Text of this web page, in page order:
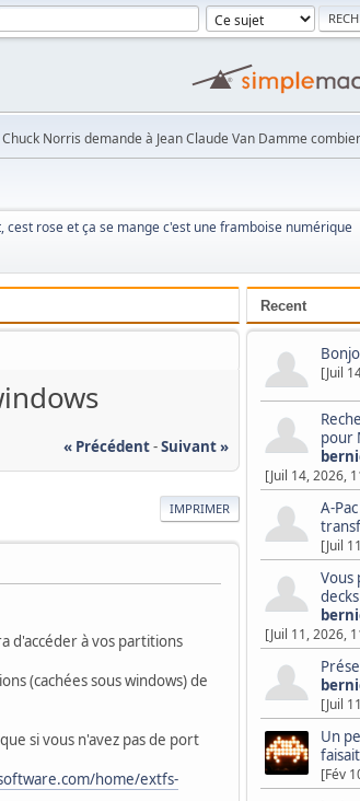
Norris demande à Jean Claude Van Damme
cest rose et ça se mange c'est une framboise numérique
Recent
[Juil
pour
[Juil 14, 2026,
A-
[Juil
Vous
[Juil 11, 2026,
[Juil
Un
[Fév
« Précédent-Suivant »
IMPRIMER
d'accéder à vos partitions
(cachées sous windows) de
si vous n'avez pas de port
home/extfs-